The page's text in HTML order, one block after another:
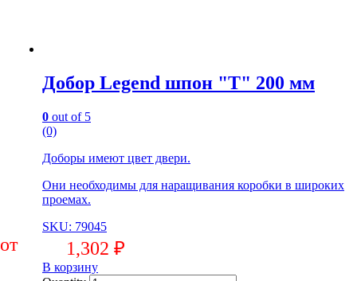
Добор Legend шпон "Т" 200 мм
0 out of 5
(0)
Доборы имеют цвет двери.
Они необходимы для наращивания коробки в широких
проемах.
SKU: 79045
1,302 ₽
В корзину